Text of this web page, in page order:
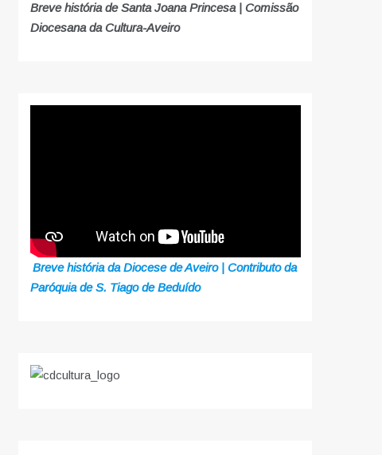
Breve história de Santa Joana Princesa | Comissão
Diocesana da Cultura-Aveiro
Breve história da Diocese de Aveiro | Contributo da
Paróquia de S. Tiago de Beduído